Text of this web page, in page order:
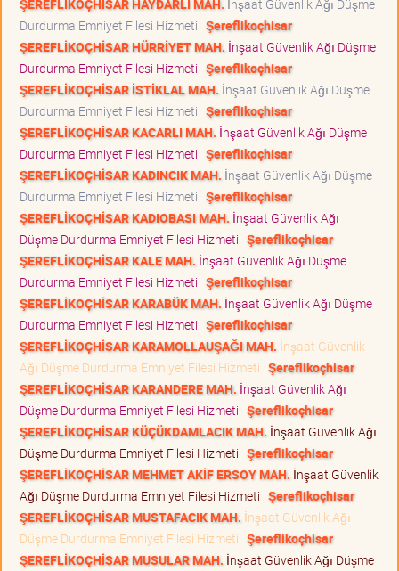
ŞEREFLİKOÇHİSAR HAYDARLI MAH. İnşaat Güvenlik Ağı Düşme
Durdurma Emniyet Filesi Hizmeti Şereflikoçhisar
ŞEREFLİKOÇHİSAR HÜRRİYET MAH. İnşaat Güvenlik Ağı Düşme
Durdurma Emniyet Filesi Hizmeti Şereflikoçhisar
ŞEREFLİKOÇHİSAR İSTİKLAL MAH. İnşaat Güvenlik Ağı Düşme
Durdurma Emniyet Filesi Hizmeti Şereflikoçhisar
ŞEREFLİKOÇHİSAR KACARLI MAH. İnşaat Güvenlik Ağı Düşme
Durdurma Emniyet Filesi Hizmeti Şereflikoçhisar
ŞEREFLİKOÇHİSAR KADINCIK MAH. İnşaat Güvenlik Ağı Düşme
Durdurma Emniyet Filesi Hizmeti Şereflikoçhisar
ŞEREFLİKOÇHİSAR KADIOBASI MAH. İnşaat Güvenlik Ağı
Düşme Durdurma Emniyet Filesi Hizmeti Şereflikoçhisar
ŞEREFLİKOÇHİSAR KALE MAH. İnşaat Güvenlik Ağı Düşme
Durdurma Emniyet Filesi Hizmeti Şereflikoçhisar
ŞEREFLİKOÇHİSAR KARABÜK MAH. İnşaat Güvenlik Ağı Düşme
Durdurma Emniyet Filesi Hizmeti Şereflikoçhisar
ŞEREFLİKOÇHİSAR KARAMOLLAUŞAĞI MAH. İnşaat Güvenlik
Ağı Düşme Durdurma Emniyet Filesi Hizmeti Şereflikoçhisar
ŞEREFLİKOÇHİSAR KARANDERE MAH. İnşaat Güvenlik Ağı
Düşme Durdurma Emniyet Filesi Hizmeti Şereflikoçhisar
ŞEREFLİKOÇHİSAR KÜÇÜKDAMLACIK MAH. İnşaat Güvenlik Ağı
Düşme Durdurma Emniyet Filesi Hizmeti Şereflikoçhisar
ŞEREFLİKOÇHİSAR MEHMET AKİF ERSOY MAH. İnşaat Güvenlik
Ağı Düşme Durdurma Emniyet Filesi Hizmeti Şereflikoçhisar
ŞEREFLİKOÇHİSAR MUSTAFACIK MAH. İnşaat Güvenlik Ağı
Düşme Durdurma Emniyet Filesi Hizmeti Şereflikoçhisar
ŞEREFLİKOÇHİSAR MUSULAR MAH. İnşaat Güvenlik Ağı Düşme